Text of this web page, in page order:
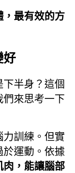
，最有效的方
好
半身？這個
來思考一下
訓練。但實
於運動。依據
肉，能讓腦部